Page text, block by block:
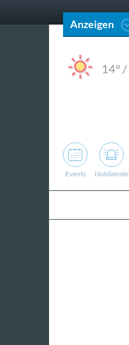
Anzeigen
14° /
Events Notdienste